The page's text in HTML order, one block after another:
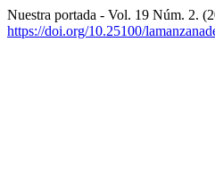
Nuestra portada - Vol. 19 Núm. 2.
https://doi.org/10.25100/